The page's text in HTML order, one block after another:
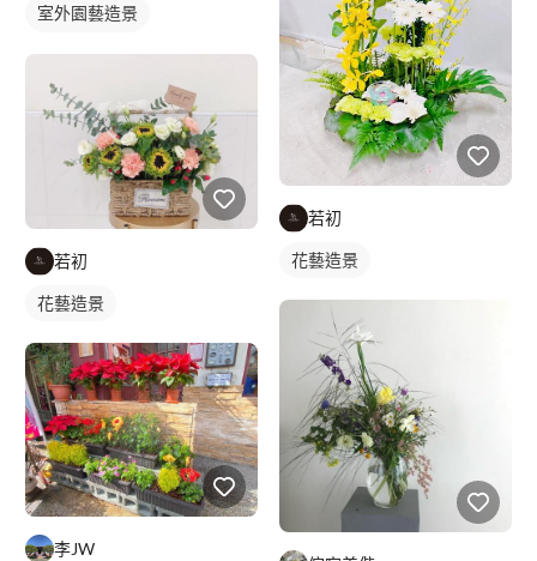
室外園藝造景
若初
花藝造景
李JW
若初
花藝造景